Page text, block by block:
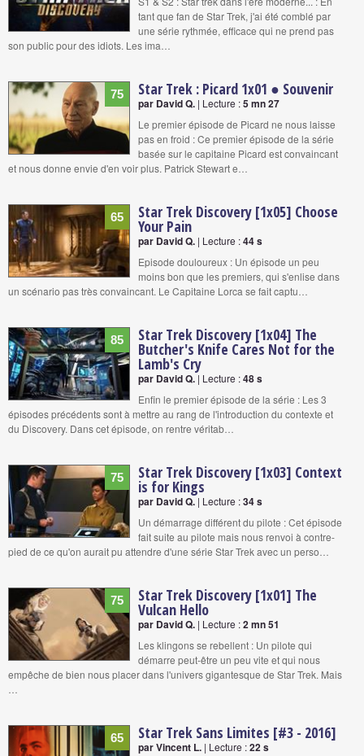
tant que fan de Star Trek, j'ai été comblé par
une série rythmée, efficace qui ne prend pas
son public pour des idiots. Les ima…
75 Star Trek : Picard 1x01 ● Souvenir
par David Q. | Lecture :5 mn 27
Le premier épisode de Picard ne nous laisse
pas en froid : Ce premier épisode de la série
basée sur le capitaine Picard est convaincant
et nous donne envie d'en voir plus. Patrick Stewart e…
65 Star Trek Discovery [1x05] Choose
Your Pain
par David Q. | Lecture :44 s
Episode douloureux : Un épisode un peu
moins bon que les premiers, qui s'enlise dans
un scénario pas très convaincant. Le Capitaine Lorca se fait captu…
85 Star Trek Discovery [1x04] The
Butcher's Knife Cares Not for the
Lamb's Cry
par David Q. | Lecture :48 s
Enfin le premier épisode de la série : Les 3
épisodes précédents sont à mettre au rang de l'introduction du contexte et
du Discovery. Dans cet épisode, on rentre véritab…
75 Star Trek Discovery [1x03] Context
is for Kings
par David Q. | Lecture :34 s
Un démarrage différent du pilote : Cet épisode
fait suite au pilote mais nous renvoi à contre-
pied de ce qu'on aurait pu attendre d'une série Star Trek avec un perso…
75 Star Trek Discovery [1x01] The
Vulcan Hello
par David Q. | Lecture :2 mn 51
Les klingons se rebellent : Un pilote qui
démarre peut-être un peu vite et qui nous
empêche de bien nous placer dans l'univers gigantesque de Star Trek. Mais
65 Star Trek Sans Limites [#3 - 2016]
par Vincent L. | Lecture :22 s